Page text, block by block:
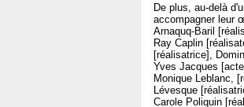
De plus, au-delà
accompagner leur
Arnaquq-Baril
Ray Caplin
[réalisatrice],
Yves Jacques
Monique Leblanc,
Lévesque
Carole Poliquin